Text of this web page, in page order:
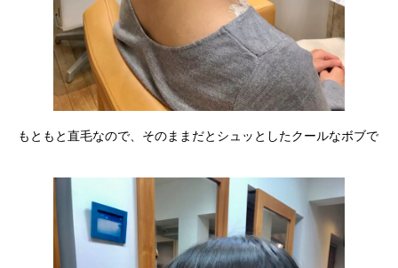
もともと直毛なので、そのままだとシュッとしたクールなボブで